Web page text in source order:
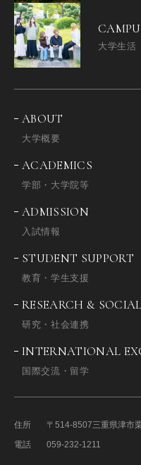
大学生活
ABOUT
大学概要
ACADEMICS
学部・大学院等
ADMISSION
入試情報
STUDENT SUPPORT
教育・学生支援
RESEARCH &
研究・社会連携
INTERNATIONAL
国際交流・留学
住所 〒514-8507三重県津市
電話
059-232-1211